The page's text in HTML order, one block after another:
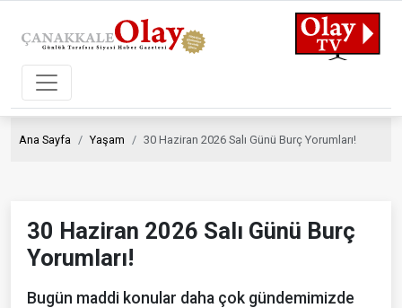
Ana Sayfa Yaşam 30 Haziran 2026 Salı Günü Burç Yorumları!
30 Haziran 2026 Salı Günü Burç
Yorumları!
Bugün maddi konular daha çok gündemimizde